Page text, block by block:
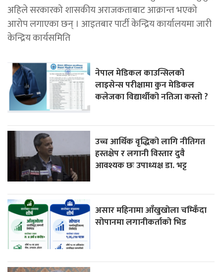
अहिले सरकारको शासकीय अराजकताबाट आक्रान्त भएको
आरोप लगाएका छन् । आइतबार पार्टी केन्द्रिय कार्यालयमा जारी
केन्द्रिय कार्यसमिति
नेपाल मेडिकल काउन्सिलको
लाइसेन्स परीक्षामा कुन मेडिकल
कलेजका विद्यार्थीको नतिजा कस्तो ?
उच्च आर्थिक वृद्धिको लागि नीतिगत
हस्तक्षेप र लगानी विस्तार दुवै
आवश्यक छः उपाध्यक्ष डा. भट्ट
असार महिनामा आँखुखोला चम्किँदा
सोपानमा लगानीकर्ताको भिड